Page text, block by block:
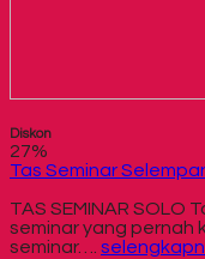
Diskon
27%
Tas Seminar
TAS SEMINAR SOLO
seminar yang pernah
seminar….